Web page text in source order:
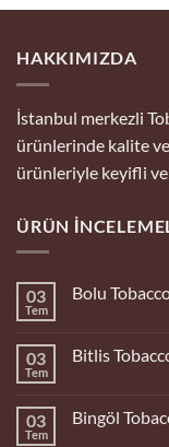
HAKKIMIZDA
İstanbul merkezli
ürünlerinde kalite
ürünleriyle keyifli ve
ÜRÜN
03
Tem
Bolu
Tobacco
03
Tem
Bitlis
Tobacco
03
Tem
Bingöl